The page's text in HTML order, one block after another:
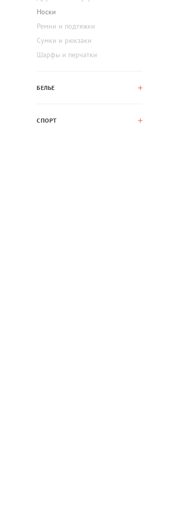
Носки
Ремни и подтяжки
Сумки и рюкзаки
Шарфы и перчатки
БЕЛЬЕ
СПОРТ